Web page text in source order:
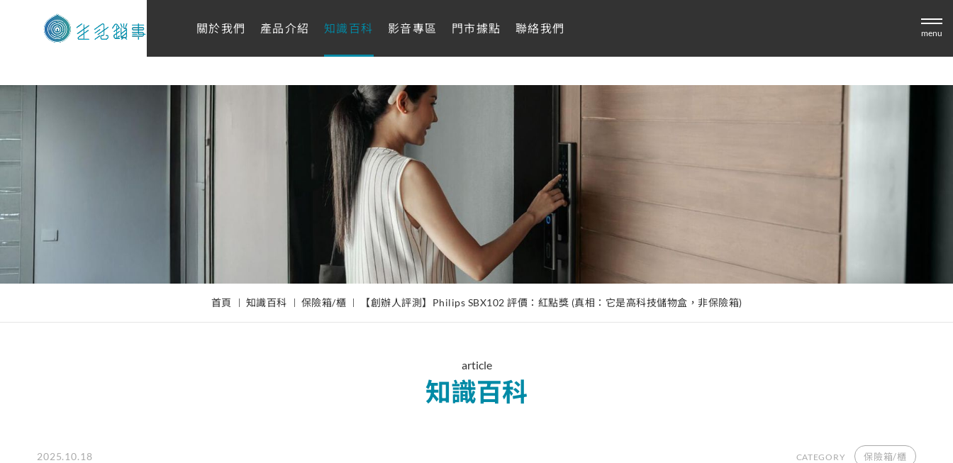
關於我們 產品介紹 知識百科 影音專區 門市據點 聯絡我們 menu
首頁 知識百科 保險箱/櫃 【創辦人評測】Philips SBX102 評價：紅點獎 (真相：它是高科技儲物盒，非保險箱)
article
知識百科
2025.10.18 CATEGORY 保險箱/櫃